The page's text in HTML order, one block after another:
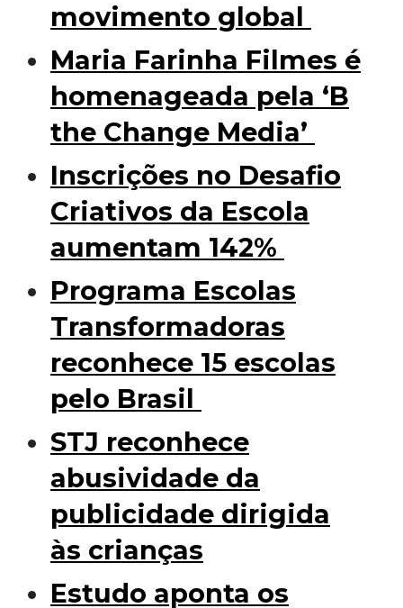
movimento global
Maria Farinha Filmes é
homenageada pela ‘B
the Change Media’
Inscrições no Desafio
Criativos da Escola
aumentam 142%
Programa Escolas
Transformadoras
reconhece 15 escolas
pelo Brasil
STJ reconhece
abusividade da
publicidade dirigida
às crianças
Estudo aponta os